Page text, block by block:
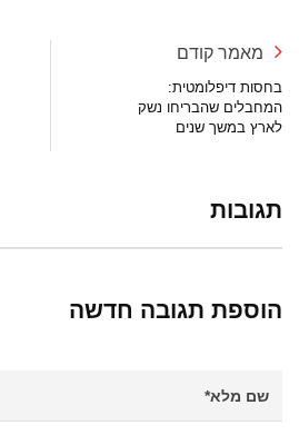
מאמר קודם
בחסות דיפלומטית:
המחבלים שהבריחו נשק
לארץ במשך שנים
תגובות
הוספת תגובה חדשה